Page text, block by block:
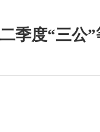
季度“三公